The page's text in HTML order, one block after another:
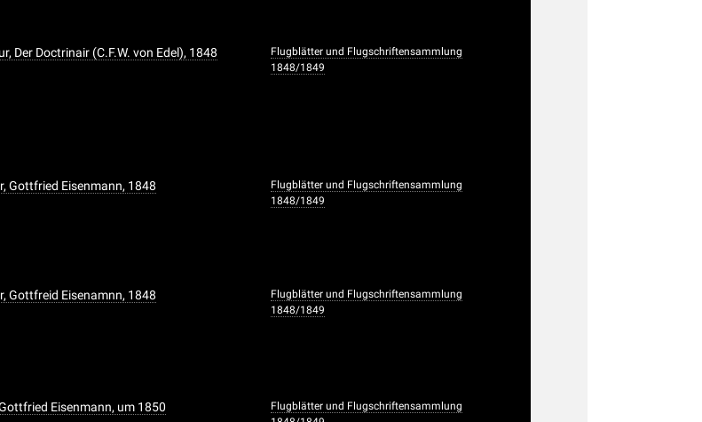
Der Doctrinair (C.F.W. von Edel), 1848
Flugblätter und Flugschriftensammlung
1848/1849
Gottfried Eisenmann, 1848
Flugblätter und Flugschriftensammlung
1848/1849
Gottfreid Eisenamnn, 1848
Flugblätter und Flugschriftensammlung
1848/1849
Eisenmann, um 1850
Flugblätter und Flugschriftensammlung